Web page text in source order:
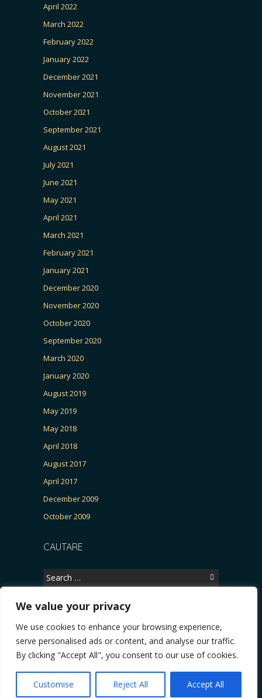
We value your privacy
We use cookies to enhance your browsing experience,
serve personalised ads or content, and analyse our traffic.
By clicking "Accept All", you consent to our use of cookies.
Customise Reject All Accept All
April 2022
March 2022
February 2022
January 2022
December 2021
November 2021
October 2021
September 2021
August 2021
July 2021
June 2021
May 2021
April 2021
March 2021
February 2021
January 2021
December 2020
November 2020
October 2020
September 2020
March 2020
January 2020
August 2019
May 2019
May 2018
April 2018
August 2017
April 2017
December 2009
October 2009
CAUTARE
Search
for:
Copyright © 2026, CERTITUDINEA.
parlamentarele și presa
* VIDEO. Viata lui Eminescu (Necenzurat). Episodul 4:
Themes